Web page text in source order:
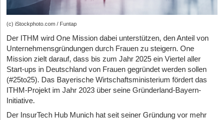
(c) iStockphoto.com / Funtap
Der ITHM wird One Mission dabei unterstützen, den Anteil von
Unternehmensgründungen durch Frauen zu steigern. One
Mission zielt darauf, dass bis zum Jahr 2025 ein Viertel aller
Start-ups in Deutschland von Frauen gegründet werden sollen
(#25to25). Das Bayerische Wirtschaftsministerium fördert das
ITHM-Projekt im Jahr 2023 über seine Gründerland-Bayern-
Initiative.
Der InsurTech Hub Munich hat seit seiner Gründung vor mehr